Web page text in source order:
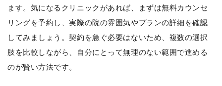
ます。気になるクリニックがあれば、まずは無料カウンセ
リングを予約し、実際の院の雰囲気やプランの詳細を確認
してみましょう。契約を急ぐ必要はないため、複数の選択
肢を比較しながら、自分にとって無理のない範囲で進める
のが賢い方法です。